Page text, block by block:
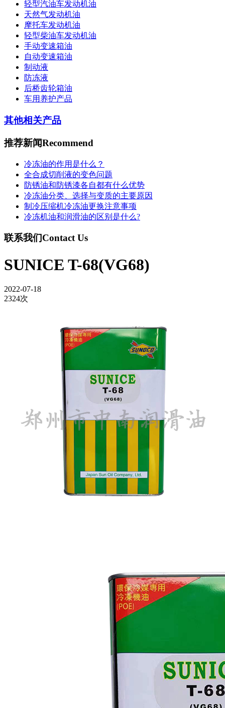
轻型汽油车发动机油
天然气发动机油
摩托车发动机油
轻型柴油车发动机油
手动变速箱油
自动变速箱油
制动液
防冻液
后桥齿轮箱油
车用养护产品
其他相关产品
推荐新闻Recommend
冷冻油的作用是什么？
全合成切削液的变色问题
防锈油和防锈漆各自都有什么优势
冷冻油分类、选择与变质的主要原因
制冷压缩机冷冻油更换注意事项
冷冻机油和润滑油的区别是什么?
联系我们Contact Us
SUNICE T-68(VG68)
2022-07-18
2324次